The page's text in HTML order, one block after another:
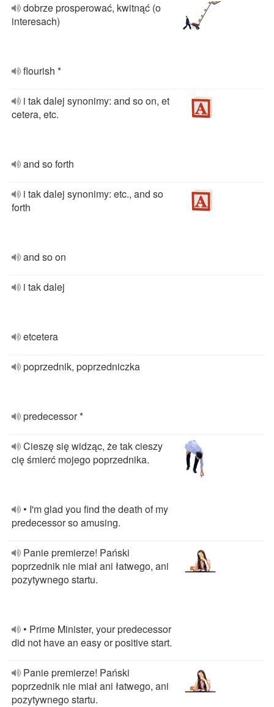
dobrze prosperować, kwitnąć (o
interesach)
flourish *
i tak dalej synonimy: and so on, et
cetera, etc.
and so forth
i tak dalej synonimy: etc., and so
forth
and so on
i tak dalej
etcetera
poprzednik, poprzedniczka
predecessor *
Cieszę się widząc, że tak cieszy
cię śmierć mojego poprzednika.
• I'm glad you find the death of my
predecessor so amusing.
Panie premierze! Pański
poprzednik nie miał ani łatwego, ani
pozytywnego startu.
• Prime Minister, your predecessor
did not have an easy or positive start.
Panie premierze! Pański
poprzednik nie miał ani łatwego, ani
pozytywnego startu.